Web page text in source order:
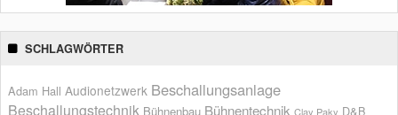
SCHLAGWÖRTER
Adam Hall Audionetzwerk Beschallungsanlage
Beschallungstechnik Bühnenbau Bühnentechnik Clay Paky D&B